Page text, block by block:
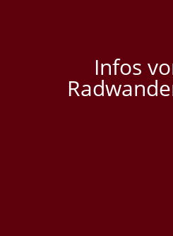
Infos